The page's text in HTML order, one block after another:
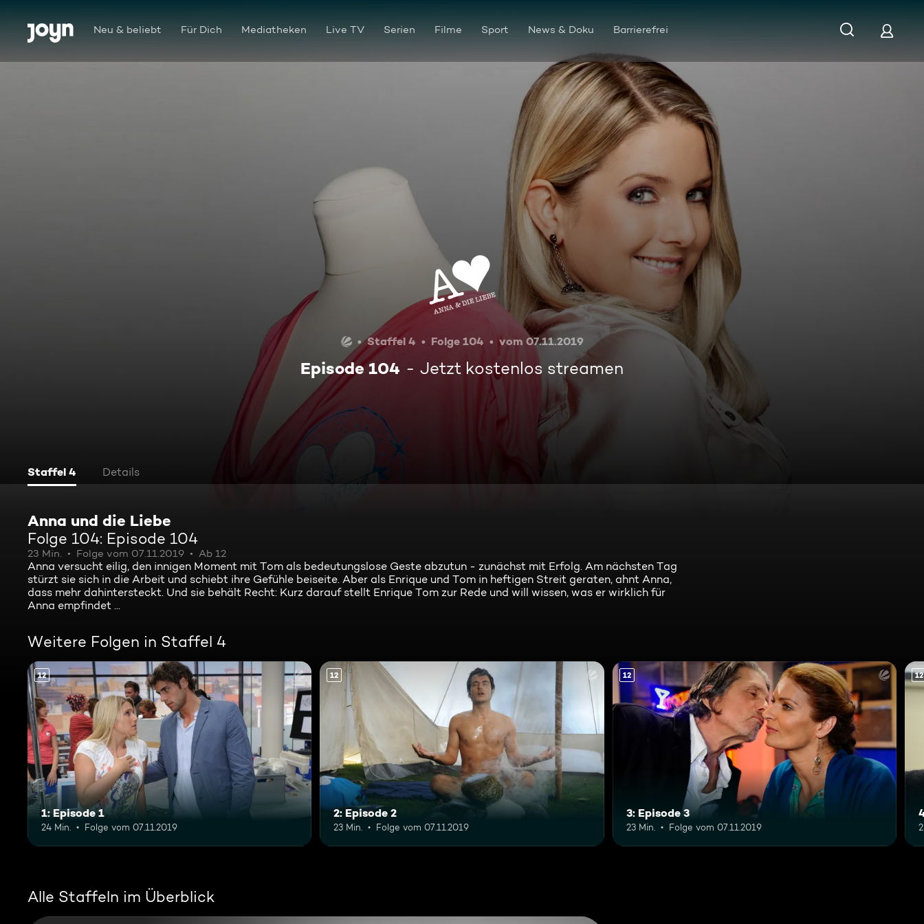
Zum Inhalt springen
Barrierefrei Neu & beliebt Für Dich Mediatheken Live TV Serien Filme Sport News & Doku Barrierefrei
Episode 104
Staffel 4 Folge 104 vom 07.11.2019
Episode 104 Jetzt kostenlos streamen
Staffel 4 Details
Anna und die Liebe
Folge 104: Episode 104
23 Min. Folge vom 07.11.2019 Ab 12
Anna versucht eilig, den innigen Moment mit Tom als bedeutungslose Geste abzutun - zunächst mit Erfolg. Am nächsten Tag
stürzt sie sich in die Arbeit und schiebt ihre Gefühle beiseite. Aber als Enrique und Tom in heftigen Streit geraten, ahnt Anna,
dass mehr dahintersteckt. Und sie behält Recht: Kurz darauf stellt Enrique Tom zur Rede und will wissen, was er wirklich für
Anna empfindet ...
Weitere Folgen in Staffel 4
12
1: Episode 1
24 Min. Folge vom 07.11.2019
12
2: Episode 2
23 Min. Folge vom 07.11.2019
12
3: Episode 3
23 Min. Folge vom 07.11.2019
12
Alle Staffeln im Überblick